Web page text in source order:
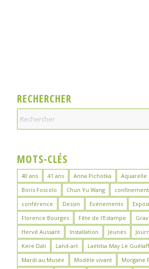
RECHERCHER
MOTS-CLÉS
40 ans 41 ans Anna Pichotka Aquarelle
Boris Foscolo
Chun Yu Wang
conférence
Dessin Evénements
Florence Bourges
Fête de l'Estampe
Hervé Aussant
Installation Jeunes
Kere Dali
Land-art Laëtitia-May Le Guélaff
Mardi au Musée
Modèle vivant
Morgane